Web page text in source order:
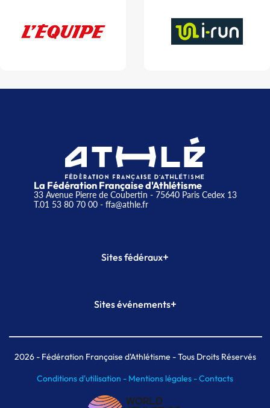
La Fédération Française d'Athlétisme
33 Avenue Pierre de Coubertin - 75640 Paris Cedex 13
T.01 53 80 70 00- ffa@athle.fr
Sites fédéraux+
Plateforme Formation
Sites événements+
Meeting de Paris indoor
MAIF Ekiden de Paris
2026- Fédération Française d'Athlétisme - Tous Droits Réservés
Conditions d'utilisation - Mentions légales -Contacts